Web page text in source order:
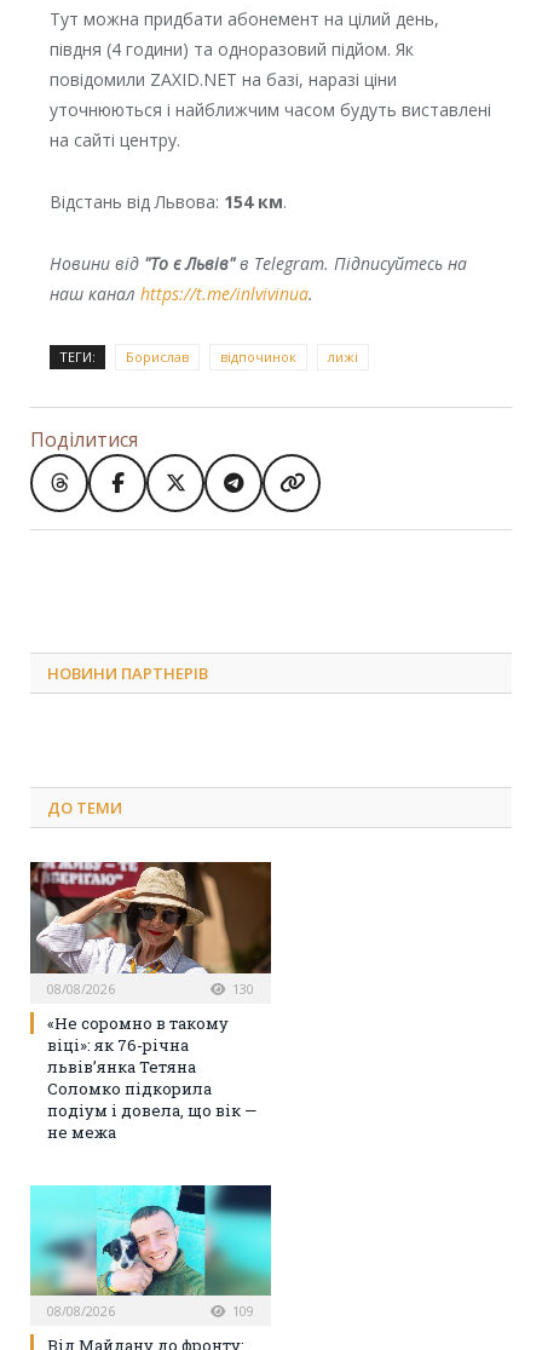
Тут можна придбати абонемент на цілий день,
півдня (4 години) та одноразовий підйом. Як
повідомили ZAXID.NET на базі, наразі ціни
уточнюються і найближчим часом будуть виставлені
на сайті центру.
Відстань від Львова: 154 км.
Новини від "То є Львів"в Telegram. Підписуйтесь на
наш канал https://t.me/inlvivinua.
ТЕГИ: Борислав відпочинок лижі
Поділитися
НОВИНИ ПАРТНЕРІВ
ДО ТЕМИ
08/08/2026 130
«Не соромно в такому
віці»: як 76-річна
львів’янка Тетяна
Соломко підкорила
подіум і довела, що вік —
не межа
08/08/2026 109